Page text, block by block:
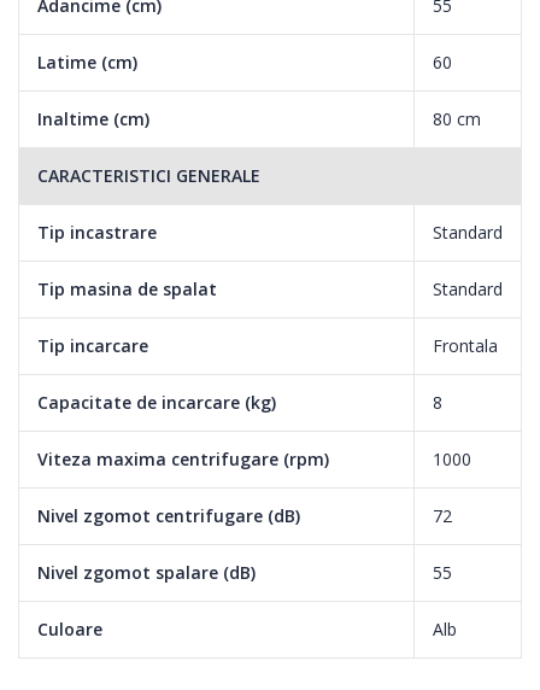
Adancime (cm) 55
Latime (cm) 60
Inaltime (cm) 80 cm
CARACTERISTICI GENERALE
Tip incastrare Standard
Tip masina de spalat Standard
Tip incarcare Frontala
Capacitate de incarcare (kg) 8
Viteza maxima centrifugare (rpm) 1000
Nivel zgomot centrifugare (dB) 72
Nivel zgomot spalare (dB) 55
Culoare Alb